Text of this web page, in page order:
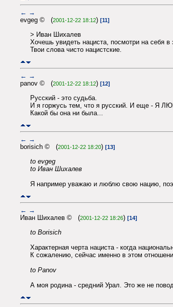
← →
evgeg © (2001-12-22 18:12) [11]
> Иван Шихалев
Хочешь увидеть нациста, посмотри на себя в
Твои слова чисто нацистские.
← →
panov © (2001-12-22 18:12) [12]
Русский - это судьба.
И я горжусь тем, что я русский. И еще -
Какой бы она ни была...
← →
borisich © (2001-12-22 18:20) [13]
to evgeg
to Иван Шихалев
Я например уважаю и люблю свою нацию,
← →
Иван Шихалев © (2001-12-22 18:26) [14]
to Borisich
Характерная черта нациста - когда
К сожалению, сейчас именно в этом
to Panov
А моя родина - средний Урал. Это же не